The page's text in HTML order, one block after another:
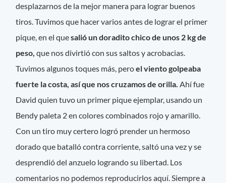
desplazarnos de la mejor manera para lograr buenos
tiros. Tuvimos que hacer varios antes de lograr el primer
pique, en el quesalió un doradito chico de unos 2 kg de
peso,que nos divirtió con sus saltos y acrobacias.
Tuvimos algunos toques más, peroel viento golpeaba
fuerte la costa, así que nos cruzamos de orilla. Ahí fue
David quien tuvo un primer pique ejemplar, usando un
Bendy paleta 2 en colores combinados rojo y amarillo.
Con un tiro muy certero logró prender un hermoso
dorado que batalló contra corriente, saltó una vez y se
desprendió del anzuelo logrando su libertad. Los
comentarios no podemos reproducirlos aquí. Siempre a